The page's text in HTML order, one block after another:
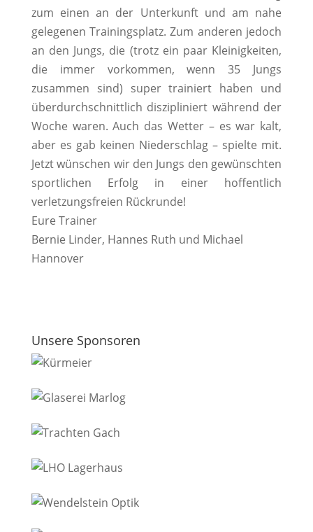
zum einen an der Unterkunft und am nahe
gelegenen Trainingsplatz. Zum anderen jedoch
an den Jungs, die (trotz ein paar Kleinigkeiten,
die immer vorkommen, wenn 35 Jungs
zusammen sind) super trainiert haben und
überdurchschnittlich diszipliniert während der
Woche waren. Auch das Wetter – es war kalt,
aber es gab keinen Niederschlag – spielte mit.
Jetzt wünschen wir den Jungs den gewünschten
sportlichen Erfolg in einer hoffentlich
verletzungsfreien Rückrunde!
Eure Trainer
Bernie Linder, Hannes Ruth und Michael
Hannover
Unsere Sponsoren